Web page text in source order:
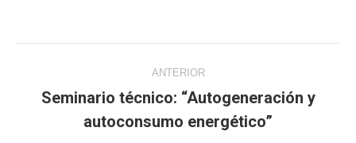
entre
publicaciones
ANTERIOR
Publicación
anterior:
Seminario técnico: “Autogeneración y
autoconsumo energético”